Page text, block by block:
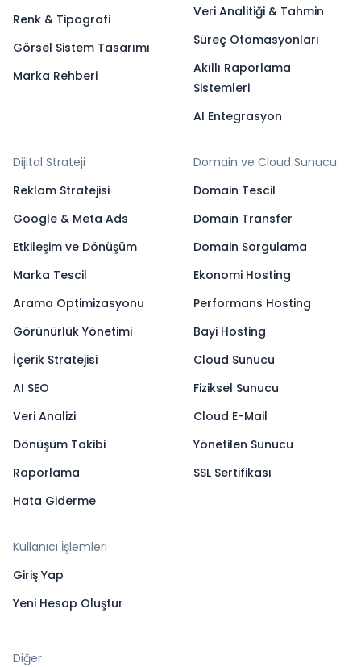
Renk & Tipografi
Görsel Sistem Tasarımı
Marka Rehberi
Veri Analitiği & Tahmin
Süreç Otomasyonları
Akıllı Raporlama
Sistemleri
AI Entegrasyon
Dijital Strateji
Reklam Stratejisi
Google & Meta Ads
Etkileşim ve Dönüşüm
Marka Tescil
Arama Optimizasyonu
Görünürlük Yönetimi
İçerik Stratejisi
AI SEO
Veri Analizi
Dönüşüm Takibi
Raporlama
Hata Giderme
Domain ve Cloud Sunucu
Domain Tescil
Domain Transfer
Domain Sorgulama
Ekonomi Hosting
Performans Hosting
Bayi Hosting
Cloud Sunucu
Fiziksel Sunucu
Cloud E-Mail
Yönetilen Sunucu
SSL Sertifikası
Kullanıcı İşlemleri
Giriş Yap
Yeni Hesap Oluştur
Diğer